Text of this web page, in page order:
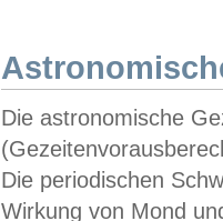
Die astronomische
Die periodischen
Wirkung von Mond